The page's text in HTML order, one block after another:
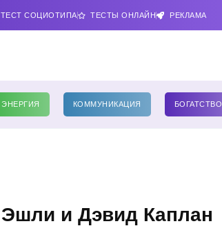
ТЕСТ СОЦИОТИПА ТЕСТЫ ОНЛАЙН РЕКЛАМА
ЭНЕРГИЯ КОММУНИКАЦИЯ БОГАТСТВО
Эшли и Дэвид Каплан